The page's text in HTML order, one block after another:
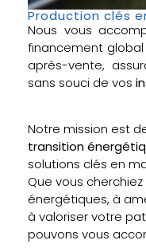
Production clés
Nous vous
financement global
après-vente,
sans souci de vos
Notre mission est
transition
solutions clés en
Que vous
énergétiques, à
à valoriser votre
pouvons vous